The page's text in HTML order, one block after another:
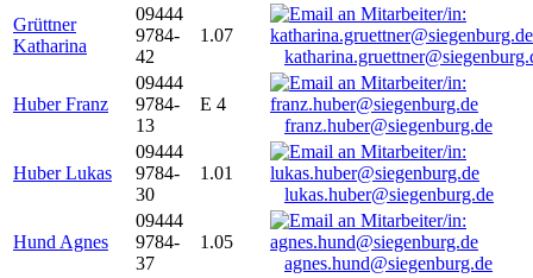
Grüttner
Katharina
09444
9784-
42
1.07
Huber Franz
09444
9784-
13
E 4
franz.huber@siegenburg.de
Huber Lukas
09444
9784-
30
1.01
lukas.huber@siegenburg.de
Hund Agnes
09444
9784-
37
1.05
agnes.hund@siegenburg.de